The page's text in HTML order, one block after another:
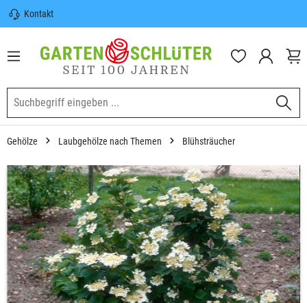
springen
Kontakt
Sicherer Versand | Versandkostenfrei
(DE) ab 100€
Garten-Schlüter Anwachsgarantie
Gehölze Laubgehölze nach Themen Blühsträucher